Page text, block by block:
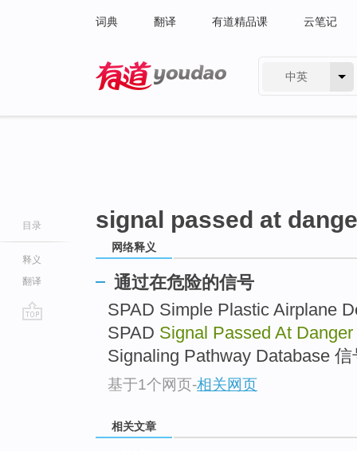
词典 翻译 有道精品课 云笔记
中英
目录
释义
翻译
signal passed at
网络释义
通过在危险的信号
SPAD Simple Plastic Airplane
SPAD Signal Passed At Danger
Signaling Pathway Database
基于1个网页-相关网页
相关文章